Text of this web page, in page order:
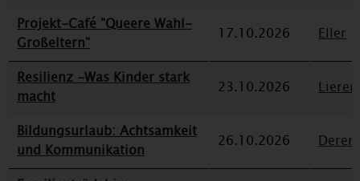
Projekt-Café "Queere Wahl-
Großeltern"
17.10.2026 Eller
Resilienz -Was Kinder stark
macht
23.10.2026
Bildungsurlaub: Achtsamkeit
und Kommunikation
26.10.2026